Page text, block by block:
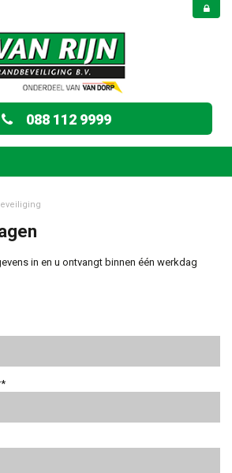
088 112 9999
in en u ontvangt binnen één werkdag